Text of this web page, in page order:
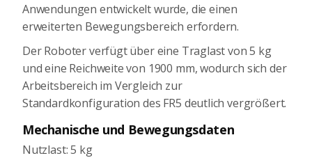
Anwendungen entwickelt wurde, die einen
erweiterten Bewegungsbereich erfordern.
Der Roboter verfügt über eine Traglast von 5 kg
und eine Reichweite von 1900 mm, wodurch sich der
Arbeitsbereich im Vergleich zur
Standardkonfiguration des FR5 deutlich vergrößert.
Mechanische und Bewegungsdaten
Nutzlast: 5 kg